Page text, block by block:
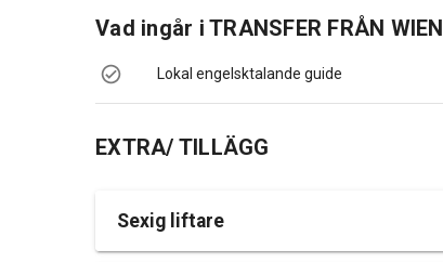
Vad ingår i TRANSFER FRÅN
Lokal engelsktalande guide
EXTRA/ TILLÄGG
Sexig liftare